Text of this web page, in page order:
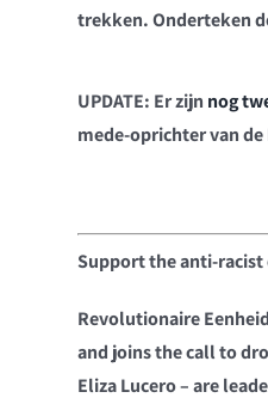
trekken. Onderteken
UPDATE: Er zijn nog
mede-oprichter van
Support the anti-racist
Revolutionaire
and joins the call to
Eliza Lucero – are